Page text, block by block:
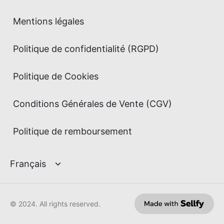
Mentions légales
Politique de confidentialité (RGPD)
Politique de Cookies
Conditions Générales de Vente (CGV)
Politique de remboursement
© 2024. All rights reserved.